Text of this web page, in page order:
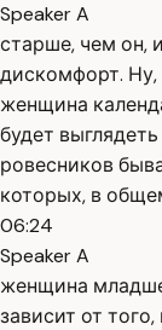
Speaker A
старше, чем он,
дискомфорт. Ну,
женщина
будет
ровесников
которых, в
06:24
Speaker A
женщина
зависит от